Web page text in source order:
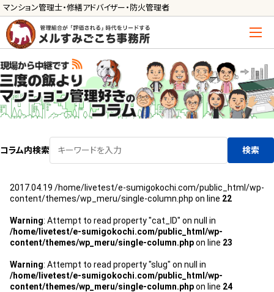
マンション管理士・修繕アドバイザー・防火管理者
コラム内検索 検索
2017.04.19 /home/livetest/e-sumigokochi.com/public_html/wp-
content/themes/wp_meru/single-column.php on line 22
Warning: Attempt to read property "cat_ID" on null in
/home/livetest/e-sumigokochi.com/public_html/wp-
content/themes/wp_meru/single-column.phpon line 23
Warning: Attempt to read property "slug" on null in
/home/livetest/e-sumigokochi.com/public_html/wp-
content/themes/wp_meru/single-column.phpon line 24
管理士の活用方法
ご利用の流れ »
サービス一覧
管理組合運営
メルのプロ理事長 »
管理契約見直しドクター »